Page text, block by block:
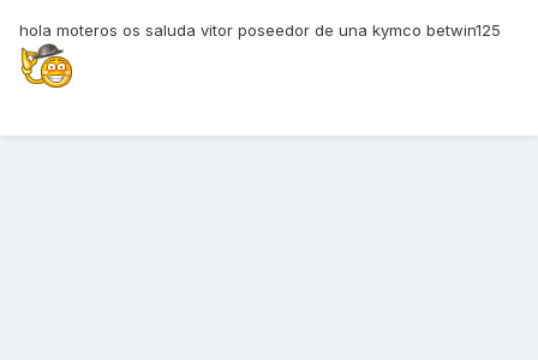
hola moteros os saluda vitor poseedor de una kymco betwin125